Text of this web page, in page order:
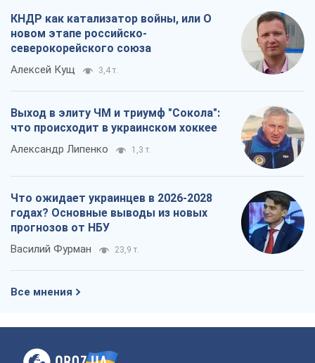
КНДР как катализатор войны, или О
новом этапе российско-
северокорейского союза
Алексей Кущ 3,4 т.
Выход в элиту ЧМ и триумф "Сокола":
что происходит в украинском хоккее
Александр Липенко 1,3 т.
Что ожидает украинцев в 2026-2028
годах? Основные выводы из новых
прогнозов от НБУ
Василий Фурман 23,9 т.
Все мнения